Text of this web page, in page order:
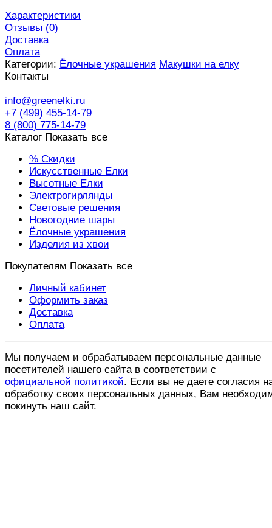
Характеристики
Отзывы (0)
Доставка
Оплата
Категории: Ёлочные украшения Макушки на елку
Контакты
info@greenelki.ru
+7 (499) 455-14-79
8 (800) 775-14-79
Каталог Показать все
% Скидки
Искусственные Елки
Высотные Елки
Электрогирлянды
Световые решения
Новогодние шары
Ёлочные украшения
Изделия из хвои
Покупателям Показать все
Личный кабинет
Оформить заказ
Доставка
Оплата
Мы получаем и обрабатываем персональные данные
посетителей нашего сайта в соответствии с
официальной политикой. Если вы не даете согласия
обработку своих персональных данных, Вам
покинуть наш сайт.